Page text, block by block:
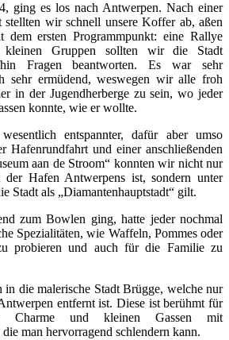
ging es los nach Antwerpen. Nach einer
wir schnell unsere Koffer ab, aßen
dem ersten Programmpunkt: eine Rallye
Gruppen sollten wir die Stadt
Fragen beantworten. Es war sehr
sehr ermüdend, weswegen wir alle froh
in der Jugendherberge zu sein, wo jeder
konnte, wie er wollte.
entspannter, dafür aber umso
Hafenrundfahrt und einer anschließenden
aan de Stroom“ konnten wir nicht nur
der Hafen Antwerpens ist, sondern unter
Stadt als „Diamantenhauptstadt“ gilt.
zum Bowlen ging, hatte jeder nochmal
Spezialitäten, wie Waffeln, Pommes oder
probieren und auch für die Familie zu
in die malerische Stadt Brügge, welche nur
entfernt ist. Diese ist berühmt für
Charme und kleinen Gassen mit
man hervorragend schlendern kann.